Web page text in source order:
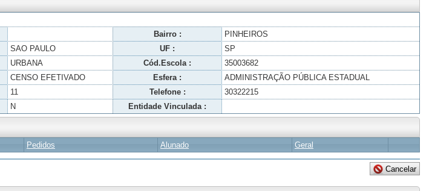
Bairro :
PINHEIROS
SAO PAULO UF :
SP
URBANA Cód.Escola :
35003682
CENSO EFETIVADO Esfera :
ADMINISTRAÇÃO PÚBLICA ESTADUAL
11 Telefone :
30322215
N Entidade Vinculada :
Pedidos Alunado Geral